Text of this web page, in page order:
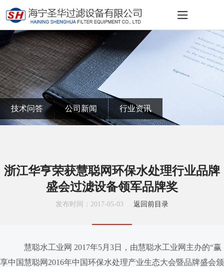
技术问答 公司新闻 行业资讯
浙江华亨荣获慧聪网环保水处理行业品牌
盛会过滤设备领军品牌奖
发布时间：2017-05-03 返回前目录
慧聪水工业网 2017年5月3日，由慧聪水工业网主办的“赢
享中国慧聪网2016年中国环保水处理产业生态大会暨品牌盛会颁